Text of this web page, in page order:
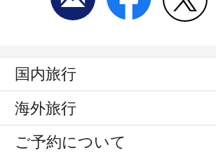
国内旅行
海外旅行
ご予約について